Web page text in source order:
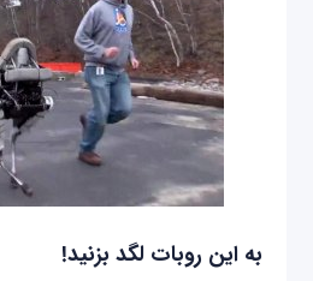
به این روبات لگد بزنید!